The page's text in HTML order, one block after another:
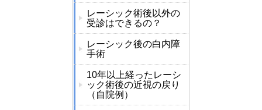
レーシック術後以外の
受診はできるの？
レーシック後の白内障
手術
10年以上経ったレーシ
ック術後の近視の戻り
（自院例）